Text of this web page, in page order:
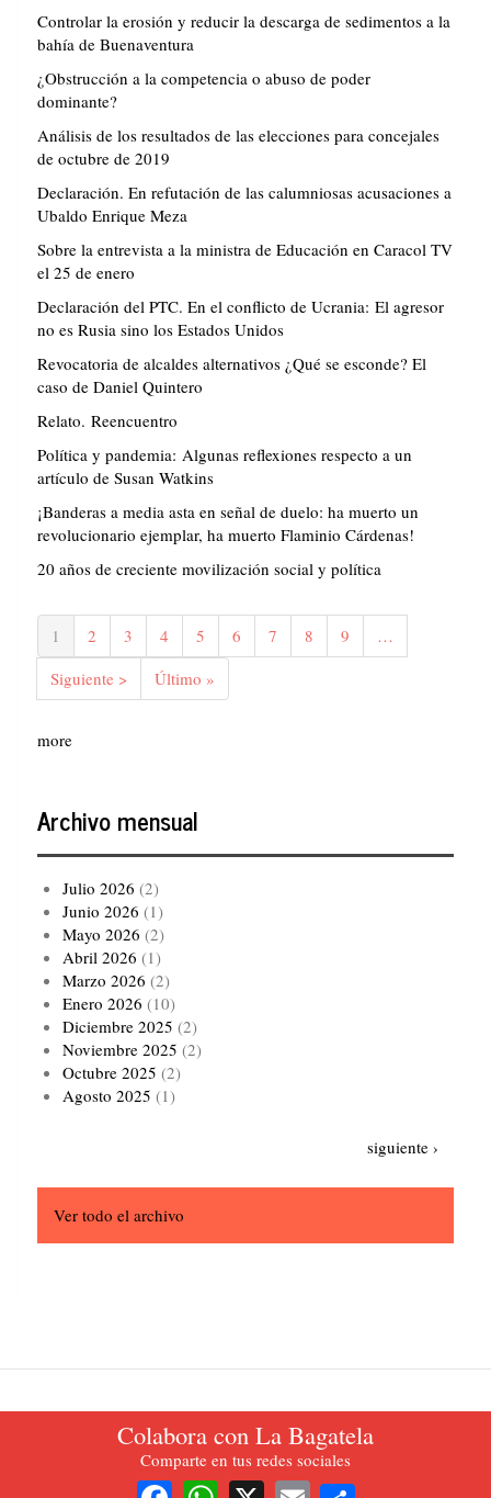
Colabora con La Bagatela
Comparte en tus redes sociales
Controlar la erosión y reducir la descarga de sedimentos a la
bahía de Buenaventura
¿Obstrucción a la competencia o abuso de poder
dominante?
Análisis de los resultados de las elecciones para concejales
de octubre de 2019
Declaración. En refutación de las calumniosas acusaciones a
Ubaldo Enrique Meza
Sobre la entrevista a la ministra de Educación en Caracol TV
el 25 de enero
Declaración del PTC. En el conflicto de Ucrania: El agresor
no es Rusia sino los Estados Unidos
Revocatoria de alcaldes alternativos ¿Qué se esconde? El
caso de Daniel Quintero
Relato. Reencuentro
Política y pandemia: Algunas reflexiones respecto a un
artículo de Susan Watkins
¡Banderas a media asta en señal de duelo: ha muerto un
revolucionario ejemplar, ha muerto Flaminio Cárdenas!
20 años de creciente movilización social y política
Paginación
Página
actual
1 Página
2 Página
3 Página
4 Página
5 Página
6 Página
7 Página
8 Página
9
…
Siguiente
página
Siguiente >
Última
página
Último »
more
Archivo mensual
Julio 2026 (2)
Junio 2026 (1)
Mayo 2026 (2)
Abril 2026 (1)
Marzo 2026 (2)
Enero 2026 (10)
Diciembre 2025 (2)
Noviembre 2025 (2)
Octubre 2025 (2)
Agosto 2025 (1)
Siguiente
siguiente ›
Ver todo el archivo
La Bagatela. Periódico oficial del Partido del Trabajo de Colombia.